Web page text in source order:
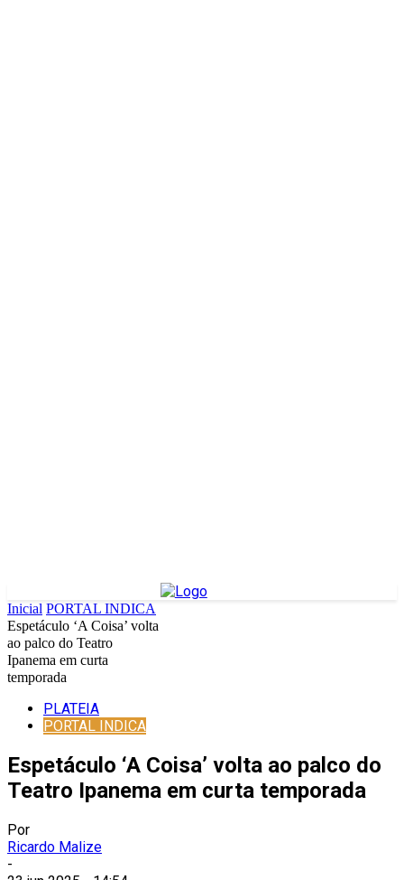
Inicial PORTAL INDICA
Espetáculo ‘A Coisa’ volta
ao palco do Teatro
Ipanema em curta
temporada
PLATEIA
PORTAL INDICA
Espetáculo ‘A Coisa’ volta ao palco do
Teatro Ipanema em curta temporada
Por
Ricardo Malize
-